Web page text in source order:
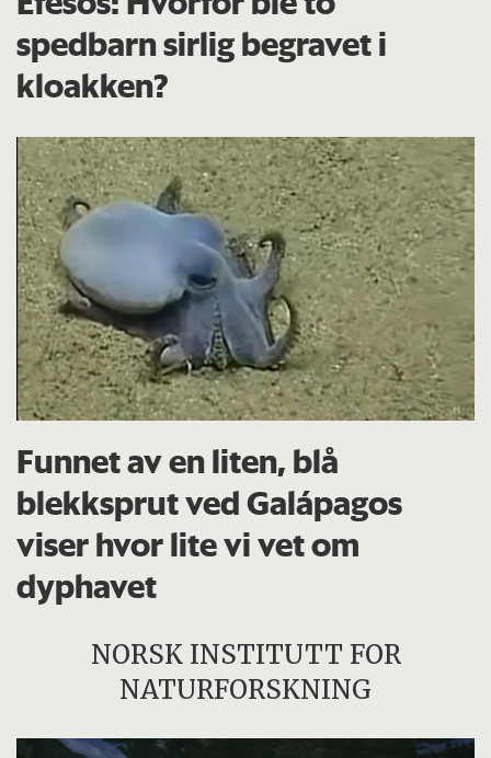
spedbarn sirlig begravet i
kloakken?
Funnet av en liten, blå
blekksprut ved Galápagos
viser hvor lite vi vet om
dyphavet
NORSK INSTITUTT FOR
NATURFORSKNING